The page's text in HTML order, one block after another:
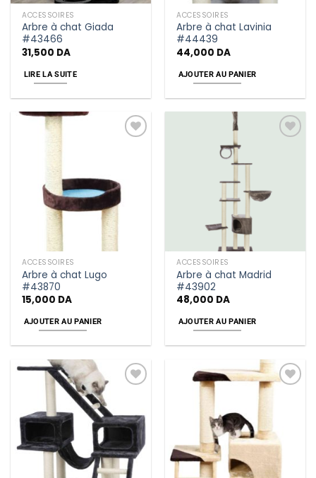
ACCESSOIRES
Arbre à chat Giada
#43466
31,500 DA
LIRE LA SUITE
ACCESSOIRES
Arbre à chat Lavinia
#44439
44,000 DA
AJOUTER AU PANIER
ACCESSOIRES
Arbre à chat Lugo
#43870
15,000 DA
AJOUTER AU PANIER
ACCESSOIRES
Arbre à chat Madrid
#43902
48,000 DA
AJOUTER AU PANIER
wishlist